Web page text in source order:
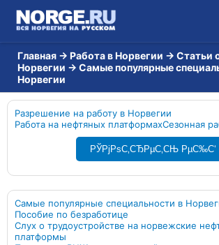
Главная → Работа в Норвегии → Статьи
Норвегии → Самые популярные
Норвегии
Разрешение на работу в Норвегии
Работа на нефтяных платформахСезонная
РЎРјРѕС‚СЂРµС‚СЊ РµС‰С‘
Самые популярные специальности в
Пособие по безработице
Слух о трудоустройстве на норвежские
платформы